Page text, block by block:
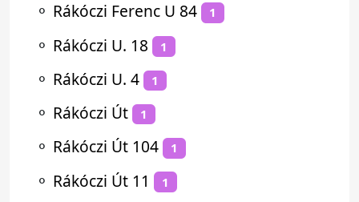
⚬ Rákóczi Ferenc U 84 1
⚬ Rákóczi U. 18 1
⚬ Rákóczi U. 4 1
⚬ Rákóczi Út 1
⚬ Rákóczi Út 104 1
⚬ Rákóczi Út 11 1